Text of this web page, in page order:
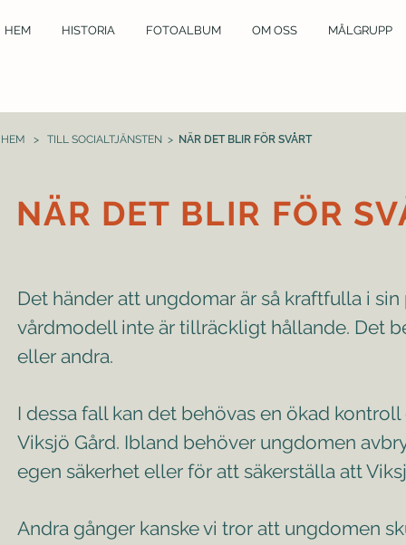
HEM HISTORIA FOTOALBUM OM OSS MÅLGRUPP
HEM > TILL SOCIALTJÄNSTEN > NÄR DET BLIR FÖR SVÅRT
NÄR DET BLIR FÖR
Det händer att ungdomar är så kraftfulla i
vårdmodell inte är tillräckligt hållande. Det
eller andra.
I dessa fall kan det behövas en ökad
Viksjö Gård. Ibland behöver ungdomen
egen säkerhet eller för att säkerställa att
Andra gånger kanske vi tror att ungdomen